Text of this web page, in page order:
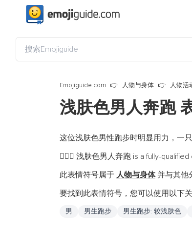
Emojiguide.com 人物与身体 人物活
浅肤色男人奔跑
这位浅肤色男性跑步时明显用力，一
🏃🏻‍♂️ 浅肤色男人奔跑 is a fully-
此表情符号属于 人物与身体并与其他
要找到此表情符号，您可以使用以下关
男 男生跑步 男生跑步: 较浅肤色